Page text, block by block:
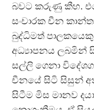
බවට කරුණු කීහ.
සංචාරක චීන
බුද්ධිමත්
අධ්‍යාපනය ලබමින්
සල්ලි ගෙනා
චීනයේ සිටි සිසුන්
සිටීම මිස මානව